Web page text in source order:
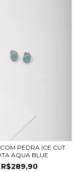
PEDRA ICE CUT
AQUA BLUE
R$289,90